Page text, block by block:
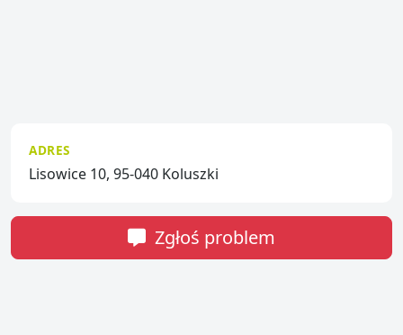
ADRES
Lisowice 10, 95-040 Koluszki
Zgłoś problem